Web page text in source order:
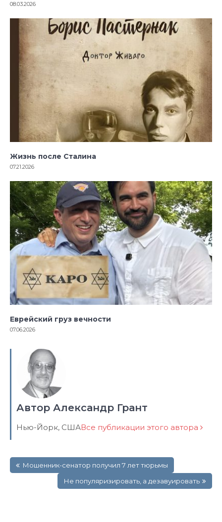
08.03.2026
Жизнь после Сталина
07.21.2026
Еврейский груз вечности
07.06.2026
Автор Александр Грант
Нью-Йорк, СШАВсе публикации этого автора
по Мошенник-сенатор получил 7 лет тюрьмы
Не популяризировать, а дезавуировать